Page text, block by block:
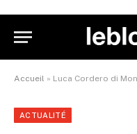
Accueil » Luca Cordero di
ACTUALITÉ